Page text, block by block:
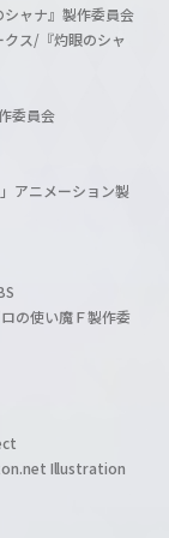
ャナ』製作委員会
ス/『灼眼のシャ
委員会
アニメーション製
の使い魔Ｆ製作委
Illustration